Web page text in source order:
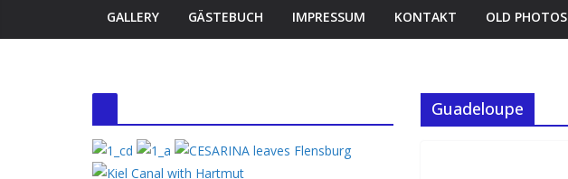
GALLERY GÄSTEBUCH IMPRESSUM KONTAKT OLD PHOTOS
Guadeloupe